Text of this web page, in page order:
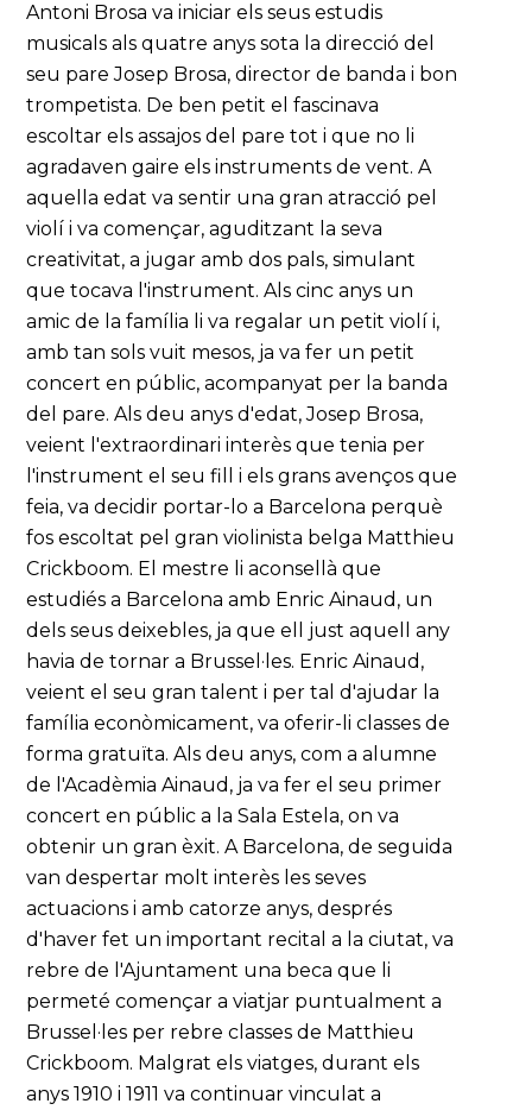
Antoni Brosa va iniciar els seus estudis
musicals als quatre anys sota la direcció del
seu pare Josep Brosa, director de banda i bon
trompetista. De ben petit el fascinava
escoltar els assajos del pare tot i que no li
agradaven gaire els instruments de vent. A
aquella edat va sentir una gran atracció pel
violí i va començar, aguditzant la seva
creativitat, a jugar amb dos pals, simulant
que tocava l'instrument. Als cinc anys un
amic de la família li va regalar un petit violí i,
amb tan sols vuit mesos, ja va fer un petit
concert en públic, acompanyat per la banda
del pare. Als deu anys d'edat, Josep Brosa,
veient l'extraordinari interès que tenia per
l'instrument el seu fill i els grans avenços que
feia, va decidir portar-lo a Barcelona perquè
fos escoltat pel gran violinista belga Matthieu
Crickboom. El mestre li aconsellà que
estudiés a Barcelona amb Enric Ainaud, un
dels seus deixebles, ja que ell just aquell any
havia de tornar a Brussel·les. Enric Ainaud,
veient el seu gran talent i per tal d'ajudar la
família econòmicament, va oferir-li classes de
forma gratuïta. Als deu anys, com a alumne
de l'Acadèmia Ainaud, ja va fer el seu primer
concert en públic a la Sala Estela, on va
obtenir un gran èxit. A Barcelona, de seguida
van despertar molt interès les seves
actuacions i amb catorze anys, després
d'haver fet un important recital a la ciutat, va
rebre de l'Ajuntament una beca que li
permeté començar a viatjar puntualment a
Brussel·les per rebre classes de Matthieu
Crickboom. Malgrat els viatges, durant els
anys 1910 i 1911 va continuar vinculat a